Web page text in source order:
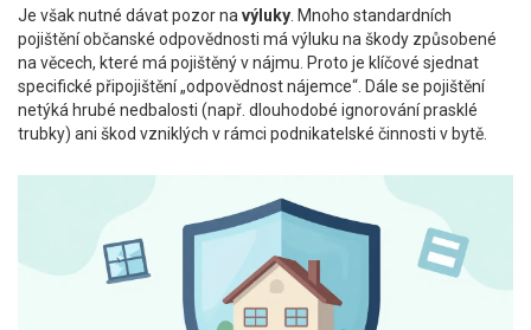
Je však nutné dávat pozor na výluky . Mnoho standardních
pojištění občanské odpovědnosti má výluku na škody způsobené
na věcech, které má pojištěný v nájmu. Proto je klíčové sjednat
specifické připojištění „odpovědnost nájemce“. Dále se pojištění
netýká hrubé nedbalosti (např. dlouhodobé ignorování prasklé
trubky) ani škod vzniklých v rámci podnikatelské činnosti v bytě.